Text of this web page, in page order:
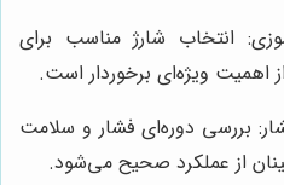
انتخاب شارژ مناسب برای
ویژه‌ای برخوردار است.
بررسی دوره‌ای فشار و سلامت
از عملکرد صحیح می‌شود.